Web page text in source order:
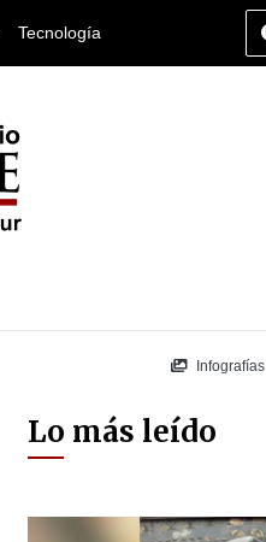
Tecnología
Infografías
Lo más leído